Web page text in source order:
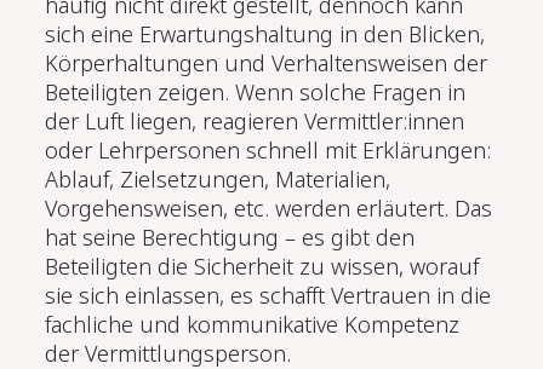
sich eine Erwartungshaltung in den Blicken,
Körperhaltungen und Verhaltensweisen der
Beteiligten zeigen. Wenn solche Fragen in
der Luft liegen, reagieren Vermittler:innen
oder Lehrpersonen schnell mit Erklärungen:
Ablauf, Zielsetzungen, Materialien,
Vorgehensweisen, etc. werden erläutert. Das
hat seine Berechtigung – es gibt den
Beteiligten die Sicherheit zu wissen, worauf
sie sich einlassen, es schafft Vertrauen in die
fachliche und kommunikative Kompetenz
der Vermittlungsperson.